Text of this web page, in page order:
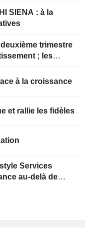
: à la
; les
: faire face à la croissance
et rallie les fidèles
Services
au-delà de